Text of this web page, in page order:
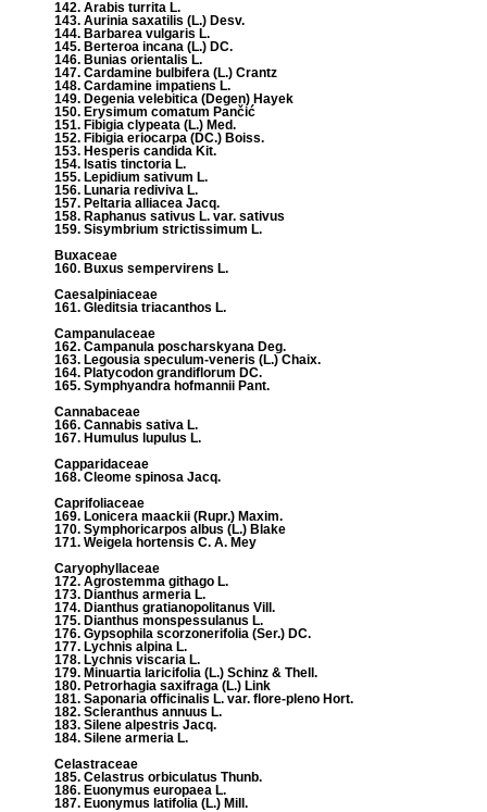
142. Arabis turrita L.
143. Aurinia saxatilis (L.) Desv.
144. Barbarea vulgaris L.
145. Berteroa incana (L.) DC.
146. Bunias orientalis L.
147. Cardamine bulbifera (L.) Crantz
148. Cardamine impatiens L.
149. Degenia velebitica (Degen) Hayek
150. Erysimum comatum Pančić
151. Fibigia clypeata (L.) Med.
152. Fibigia eriocarpa (DC.) Boiss.
153. Hesperis candida Kit.
154. Isatis tinctoria L.
155. Lepidium sativum L.
156. Lunaria rediviva L.
157. Peltaria alliacea Jacq.
158. Raphanus sativus L. var. sativus
159. Sisymbrium strictissimum L.
Buxaceae
160. Buxus sempervirens L.
Caesalpiniaceae
161. Gleditsia triacanthos L.
Campanulaceae
162. Campanula poscharskyana Deg.
163. Legousia speculum-veneris (L.) Chaix.
164. Platycodon grandiflorum DC.
165. Symphyandra hofmannii Pant.
Cannabaceae
166. Cannabis sativa L.
167. Humulus lupulus L.
Capparidaceae
168. Cleome spinosa Jacq.
Caprifoliaceae
169. Lonicera maackii (Rupr.) Maxim.
170. Symphoricarpos albus (L.) Blake
171. Weigela hortensis C. A. Mey
Caryophyllaceae
172. Agrostemma githago L.
173. Dianthus armeria L.
174. Dianthus gratianopolitanus Vill.
175. Dianthus monspessulanus L.
176. Gypsophila scorzonerifolia (Ser.) DC.
177. Lychnis alpina L.
178. Lychnis viscaria L.
179. Minuartia laricifolia (L.) Schinz & Thell.
180. Petrorhagia saxifraga (L.) Link
181. Saponaria officinalis L. var. flore-pleno Hort.
182. Scleranthus annuus L.
183. Silene alpestris Jacq.
184. Silene armeria L.
Celastraceae
185. Celastrus orbiculatus Thunb.
186. Euonymus europaea L.
187. Euonymus latifolia (L.) Mill.